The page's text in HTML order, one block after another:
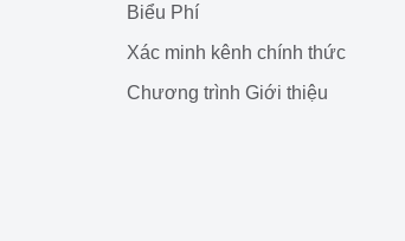
Biểu Phí
Xác minh kênh chính thức
Chương trình Giới thiệu